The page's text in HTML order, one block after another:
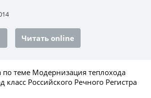
Читать online
по теме Модернизация теплохода
класс Российского Речного Регистра